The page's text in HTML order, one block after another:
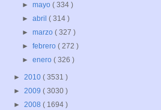
►mayo( 334 )
►abril( 314 )
►marzo( 327 )
►febrero( 272 )
►enero( 326 )
► 2010 ( 3531 )
► 2009 ( 3030 )
► 2008 ( 1694 )